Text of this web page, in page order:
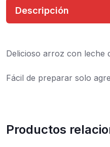
Descripción
Delicioso arroz con leche
Fácil de preparar solo
Productos